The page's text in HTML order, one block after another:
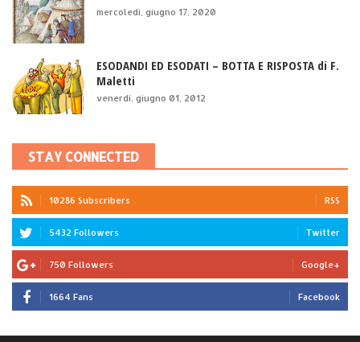
mercoledì, giugno 17, 2020
ESODANDI ED ESODATI – BOTTA E RISPOSTA di F.
Maletti
venerdì, giugno 01, 2012
STAY CONNECTED
10286 Subscribers RSS
5432 Followers Twitter
750 Followers Google+
1664 Fans Facebook